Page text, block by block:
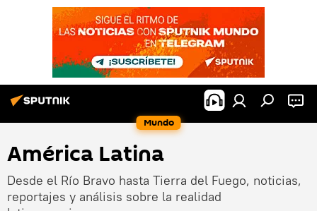
Mundo
América Latina
Desde el Río Bravo hasta Tierra del Fuego, noticias,
reportajes y análisis sobre la realidad